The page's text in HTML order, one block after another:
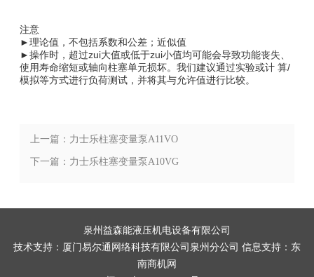
注意
►理论值，不包括系数和公差；近似值
►操作时，超过zui大值或低于zui小值均可能会导致功能丧失、
使用寿命缩短或轴向柱塞单元损坏。我们建议通过实验或计 算/
模拟等方式进行负荷测试，并将其与允许值进行比较。
上一篇：力士乐柱塞变量泵A11VO
下一篇：力士乐柱塞变量泵A10VG
泉州益森能液压机电设备有限公司
技术支持： 厦门易尔通网络科技有限公司泉州分公司 信息支持： 东
南商机网